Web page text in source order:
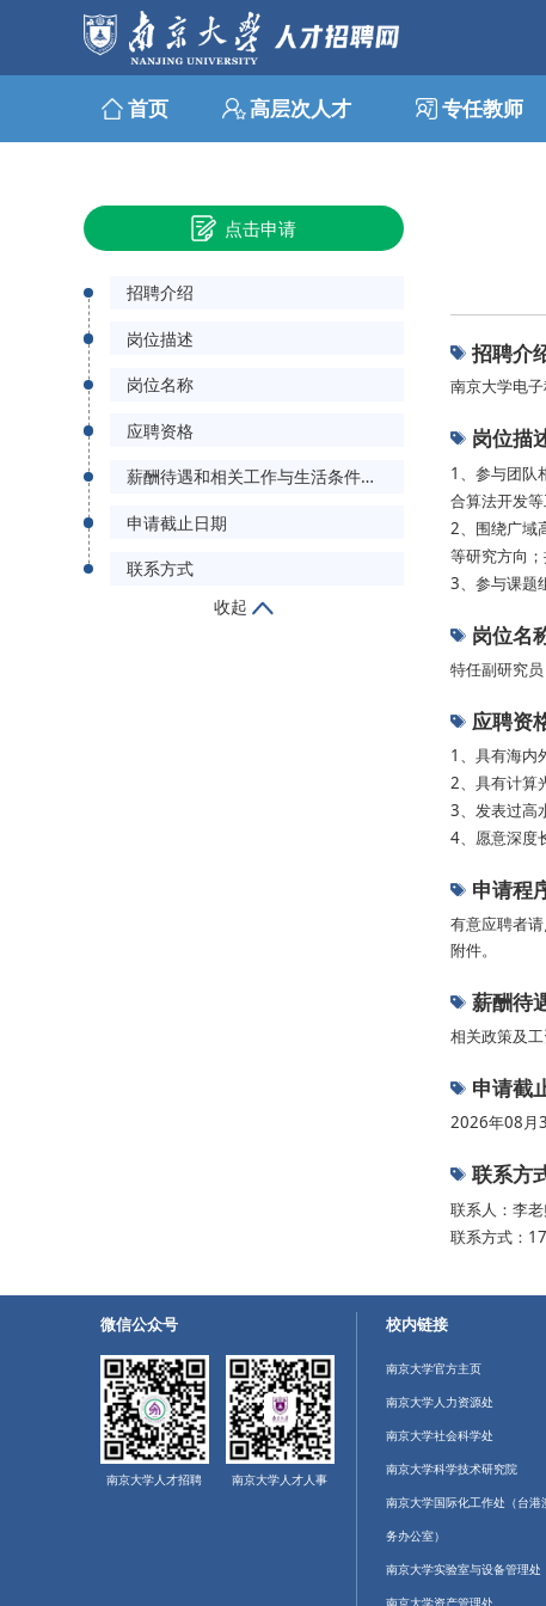
首页 高层次人才 专任教师
点击申请
招聘介绍
岗位描述
岗位名称
应聘资格
薪酬待遇和相关工作与生活条件配套
申请截止日期
联系方式
收起
招聘介
南京大学电
岗位描
1、参与团队
合算法开发
2、围绕广域
等研究方向
3、参与课题
岗位名
特任副研究员
应聘资
1、具有海内
2、具有计算
3、发表过高
4、愿意深度
申请程
有意应聘者
附件。
薪酬待
相关政策及
申请截
2026年08月
联系方
联系人：李
联系方式：
微信公众号
南京大学人才招聘 南京大学人才人事
校内链接
南京大学官方主页
南京大学人力资源处
南京大学社会科学处
南京大学科学技术研究院
南京大学国际化工作处（台港
务办公室）
南京大学实验室与设备管理处